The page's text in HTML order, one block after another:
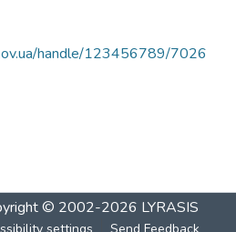
handle/123456789/7026
© 2002-2026 LYRASIS